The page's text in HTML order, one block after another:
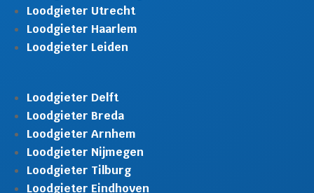
Loodgieter Utrecht
Loodgieter Haarlem
Loodgieter Leiden
Loodgieter Delft
Loodgieter Breda
Loodgieter Arnhem
Loodgieter Nijmegen
Loodgieter Tilburg
Loodgieter Eindhoven